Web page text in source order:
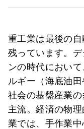
重工業は最後の
残っています。
ンの時代におい
ルギー（海底油
社会の基盤産業
主流。経済の物
業では、手作業中